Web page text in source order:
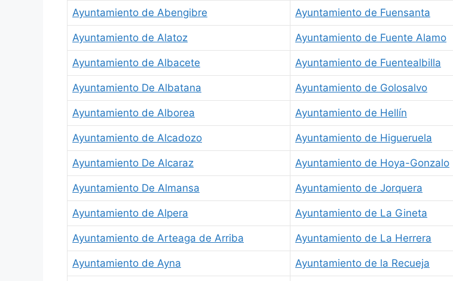
Ayuntamiento de Abengibre Ayuntamiento de Fuensanta
Ayuntamiento de Alatoz Ayuntamiento de Fuente Alamo
Ayuntamiento de Albacete Ayuntamiento de Fuentealbilla
Ayuntamiento De Albatana Ayuntamiento de Golosalvo
Ayuntamiento de Alborea Ayuntamiento de Hellín
Ayuntamiento de Alcadozo Ayuntamiento de Higueruela
Ayuntamiento De Alcaraz Ayuntamiento de Hoya-Gonzalo
Ayuntamiento De Almansa Ayuntamiento de Jorquera
Ayuntamiento de Alpera Ayuntamiento de La Gineta
Ayuntamiento de Arteaga de Arriba Ayuntamiento de La Herrera
Ayuntamiento de Ayna Ayuntamiento de la Recueja